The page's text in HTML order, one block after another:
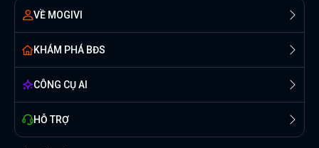
VỀ MOGIVI
KHÁM PHÁ BĐS
CÔNG CỤ AI
HỖ TRỢ